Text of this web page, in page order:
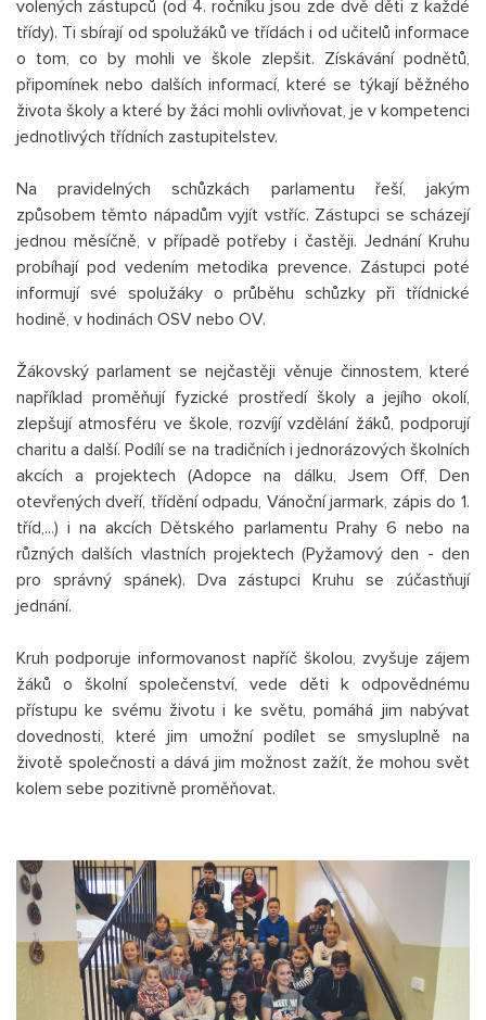
volených zástupců (od 4. ročníku jsou zde dvě děti z každé
třídy). Ti sbírají od spolužáků ve třídách i od učitelů informace
o tom, co by mohli ve škole zlepšit. Získávání podnětů,
připomínek nebo dalších informací, které se týkají běžného
života školy a které by žáci mohli ovlivňovat, je v kompetenci
jednotlivých třídních zastupitelstev.
Na pravidelných schůzkách parlamentu řeší, jakým
způsobem těmto nápadům vyjít vstříc. Zástupci se scházejí
jednou měsíčně, v případě potřeby i častěji. Jednání Kruhu
probíhají pod vedením metodika prevence. Zástupci poté
informují své spolužáky o průběhu schůzky při třídnické
hodině, v hodinách OSV nebo OV.
Žákovský parlament se nejčastěji věnuje činnostem, které
například proměňují fyzické prostředí školy a jejího okolí,
zlepšují atmosféru ve škole, rozvíjí vzdělání žáků, podporují
charitu a další. Podílí se na tradičních i jednorázových školních
akcích a projektech (Adopce na dálku, Jsem Off, Den
otevřených dveří, třídění odpadu, Vánoční jarmark, zápis do 1.
tříd,...) i na akcích Dětského parlamentu Prahy 6 nebo na
různých dalších vlastních projektech (Pyžamový den - den
pro správný spánek). Dva zástupci Kruhu se zúčastňují
jednání.
Kruh podporuje informovanost napříč školou, zvyšuje zájem
žáků o školní společenství, vede děti k odpovědnému
přístupu ke svému životu i ke světu, pomáhá jim nabývat
dovednosti, které jim umožní podílet se smysluplně na
životě společnosti a dává jim možnost zažít, že mohou svět
kolem sebe pozitivně proměňovat.